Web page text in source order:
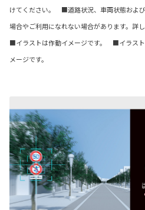
けてください。 ■道路状況、車両状態およ
場合やご利用になれない場合があります。詳
■イラストは作動イメージです。 ■イラスト
メージです。